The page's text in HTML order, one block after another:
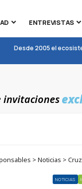
ENTREVISTAS
Desde 2005 el
invitaciones
> Noticias >
NOTICIAS